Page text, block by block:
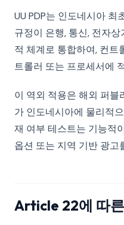
UU PDP는 인도네시아
규정이 은행, 통신, 전자
적 체계로 통합하여, 컨
트롤러 또는 프로세서에
이 역외 적용은 해외 퍼블
가 인도네시아에 물리적
재 여부 테스트는 기능적
옵션 또는 지역 기반 광고
Article 22에 따